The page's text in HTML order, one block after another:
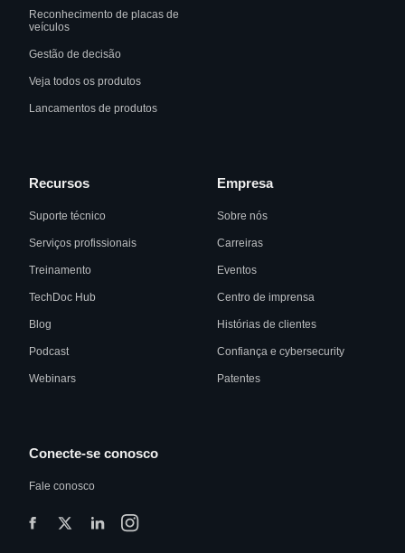
Reconhecimento de placas de
veículos
Gestão de decisão
Veja todos os produtos
Lancamentos de produtos
Recursos
Suporte técnico
Serviços profissionais
Treinamento
TechDoc Hub
Blog
Podcast
Webinars
Empresa
Sobre nós
Carreiras
Eventos
Centro de imprensa
Histórias de clientes
Confiança e cybersecurity
Patentes
Conecte-se conosco
Fale conosco